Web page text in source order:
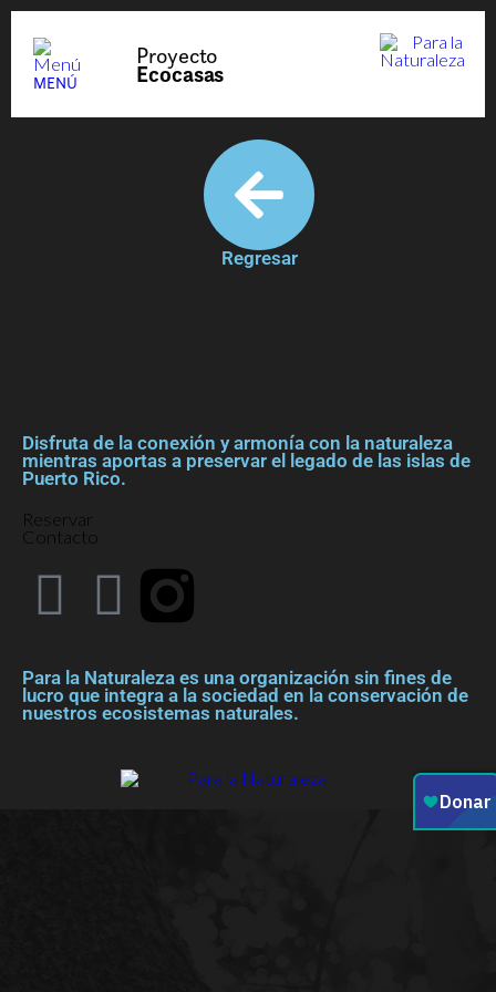
MENÚ
Proyecto
Ecocasas
Regresar
Disfruta de la conexión y armonía con la naturaleza
mientras aportas a preservar el legado de las islas de
Puerto Rico.
Reservar
Contacto
Para la Naturaleza es una organización sin fines de
lucro que integra a la sociedad en la conservación de
nuestros ecosistemas naturales.